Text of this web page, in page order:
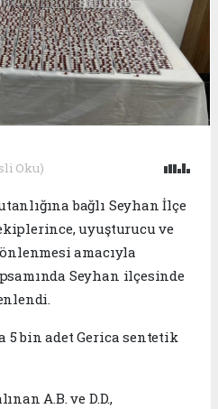
Oku)
bağlı Seyhan İlçe
uyuşturucu ve
önlenmesi amacıyla
Seyhan ilçesinde
5 bin adet Gerica sentetik
A.B. ve D.D.,